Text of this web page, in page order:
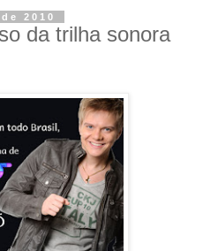
2010
da trilha sonora